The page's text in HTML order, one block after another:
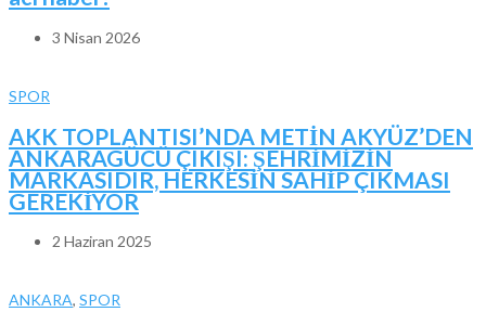
3 Nisan 2026
SPOR
AKK TOPLANTISI’NDA METİN AKYÜZ’DEN
ANKARAGÜCÜ ÇIKIŞI: ŞEHRİMİZİN
MARKASIDIR, HERKESİN SAHİP ÇIKMASI
GEREKİYOR
2 Haziran 2025
ANKARA, SPOR